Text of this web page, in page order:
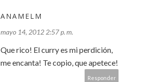
ANAMELM
mayo 14, 2012 2:57 p. m.
Que rico! El curry es mi perdición,
me encanta! Te copio, que apetece!
Responder